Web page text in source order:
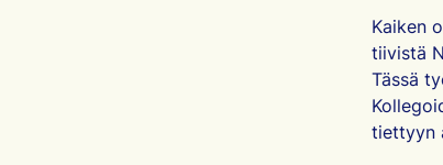
Kaiken
tiivistä
Tässä
tiettyyn